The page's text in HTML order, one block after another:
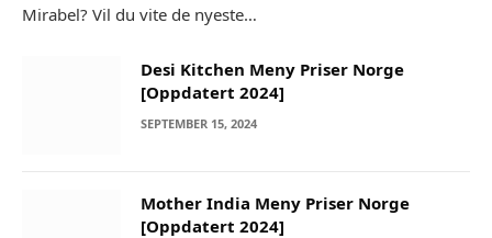
Mirabel? Vil du vite de nyeste…
Desi Kitchen Meny Priser Norge
[Oppdatert 2024]
SEPTEMBER 15, 2024
Mother India Meny Priser Norge
[Oppdatert 2024]